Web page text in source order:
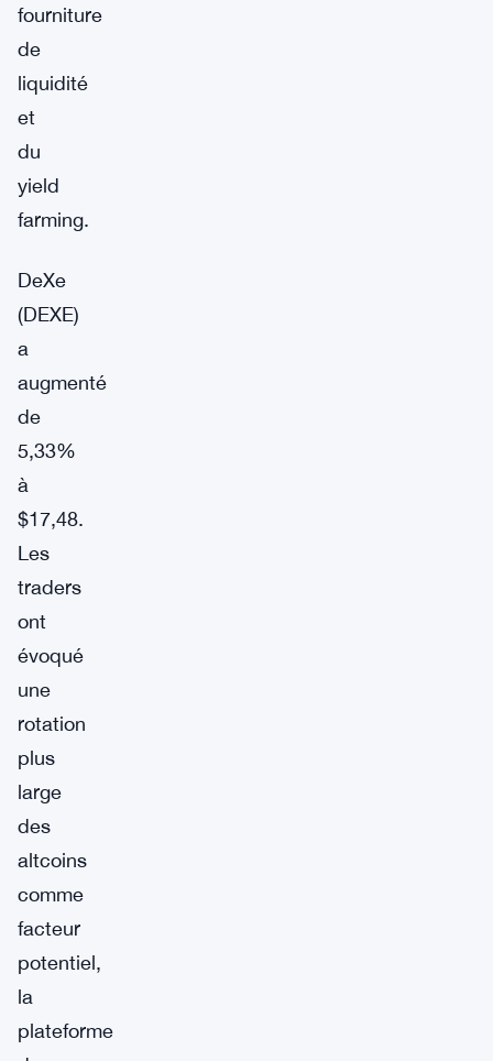
fourniture
de
liquidité
et
du
yield
farming.
DeXe
(DEXE)
a
augmenté
de
5,33%
à
$17,48.
Les
traders
ont
évoqué
une
rotation
plus
large
des
altcoins
comme
facteur
potentiel,
la
plateforme